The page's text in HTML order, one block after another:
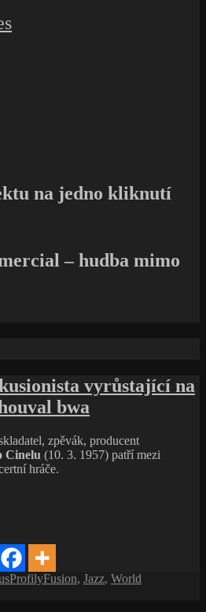
na jedno kliknutí
– hudba mimo
vyrůstající na
bwa
zpěvák, producent
Cinelu (10. 3. 1957) patří mezi
hráče.
Rubriky:
ProfilyŠtítky:
Fusion, Jazz, World